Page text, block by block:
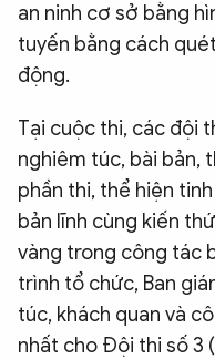
Chuyên trang An ninh thế giới
Chuyên đề
an ninh cơ sở bằng
tuyến bằng cách
động.
Tại cuộc thi, các đội
nghiêm túc, bài bản,
phần thi, thể hiện
bản lĩnh cùng kiến
vàng trong công tác
trình tổ chức, Ban
túc, khách quan và
nhất cho Đội thi số 3